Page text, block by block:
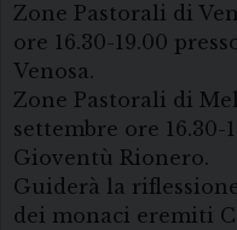
Zone Pastorali di
ore 16.30-19.00
Venosa.
Zone Pastorali di
settembre ore 16.30-
Gioventù Rionero.
Guiderà la
dei monaci eremiti